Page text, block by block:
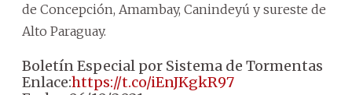
de Concepción, Amambay, Canindeyú y sureste de
Alto Paraguay.
Boletín Especial por Sistema de Tormentas
Enlace:https://t.co/iEnJKgkR97